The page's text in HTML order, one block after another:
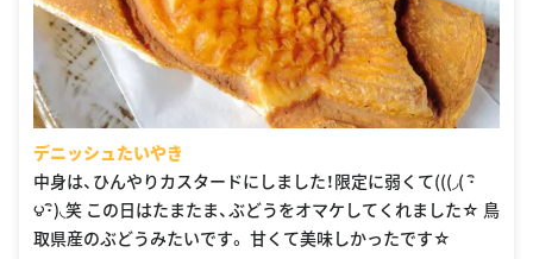
デニッシュたいやき
中身は、ひんやりカスタードにしました！限定に弱くて(((◞( ･ิ
౪･ิ)◟笑 この日はたまたま、ぶどうをオマケしてくれました☆ 鳥
取県産のぶどうみたいです。 甘くて美味しかったです☆